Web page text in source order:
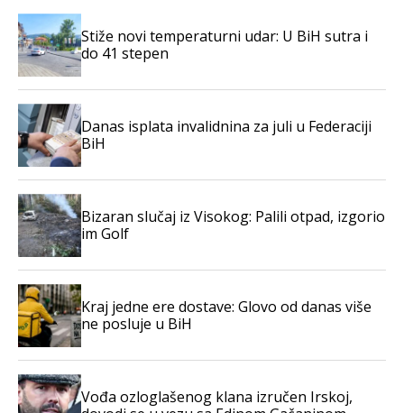
Stiže novi temperaturni udar: U BiH sutra i
do 41 stepen
Danas isplata invalidnina za juli u Federaciji
BiH
Bizaran slučaj iz Visokog: Palili otpad, izgorio
im Golf
Kraj jedne ere dostave: Glovo od danas više
ne posluje u BiH
Vođa ozloglašenog klana izručen Irskoj,